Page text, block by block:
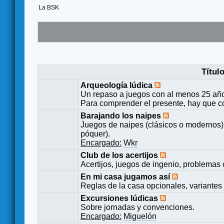
La BSK
Título
Arqueología lúdica
Un repaso a juegos con al menos 25
Para comprender el presente, hay que
Barajando los naipes
Juegos de naipes (clásicos o
póquer).
Encargado: Wkr
Club de los acertijos
Acertijos, juegos de ingenio,
En mi casa jugamos así
Reglas de la casa opcionales,
Excursiones lúdicas
Sobre jornadas y convenciones.
Encargado: Miguelón